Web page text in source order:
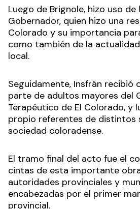
Luego de Brignole, hizo uso de
Gobernador, quien hizo una
Colorado y su importancia
como también de la
local.
Seguidamente, Insfrán recibió
parte de adultos mayores del
Terapéutico de El Colorado, y
propio referentes de distintos
sociedad coloradense.
El tramo final del acto fue el
cintas de esta importante
autoridades provinciales y
encabezadas por el primer
provincial.